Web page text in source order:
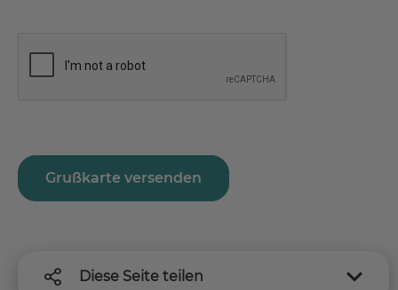
Grußkarte versenden
Diese Seite teilen